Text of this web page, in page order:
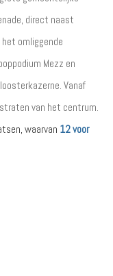
direct naast
het omliggende
Mezz en
Vanaf
van het centrum.
waarvan 12 voor